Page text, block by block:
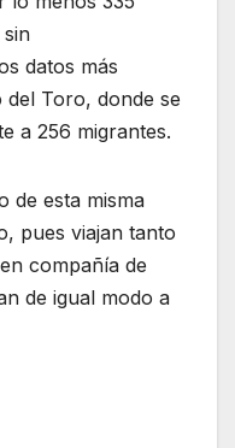
datos más
Toro, donde se
a 256 migrantes.
de esta misma
pues viajan tanto
compañía de
de igual modo a